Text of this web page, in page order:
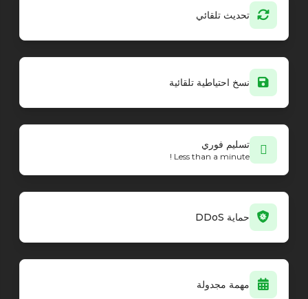
تحديث تلقائي
نسخ احتياطية تلقائية
تسليم فوري
Less than a minute !
حماية DDoS
مهمة مجدولة